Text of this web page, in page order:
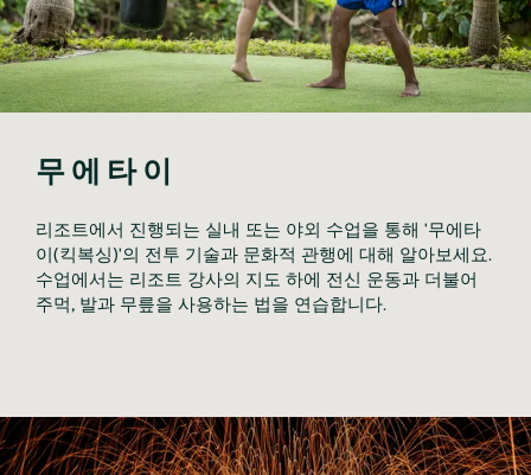
무에타이
리조트에서 진행되는 실내 또는 야외 수업을 통해 '무에타
이(킥복싱)'의 전투 기술과 문화적 관행에 대해 알아보세요.
수업에서는 리조트 강사의 지도 하에 전신 운동과 더불어
주먹, 발과 무릎을 사용하는 법을 연습합니다.